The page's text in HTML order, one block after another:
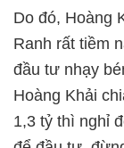
Do đó, Hoàng
Ranh rất tiềm
đầu tư nhạy
Hoàng Khải
1,3 tỷ thì nghỉ